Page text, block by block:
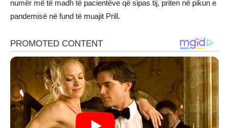
numër më të madh të pacientëve që sipas tij, priten në pikun e
pandemisë në fund të muajit Prill.